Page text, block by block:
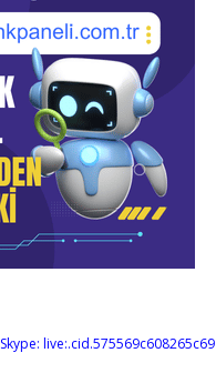
Skype: live:.cid.575569c608265c69